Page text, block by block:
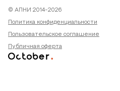
© АПНИ 2014-2026
Политика конфиденциальности
Пользовательское соглашение
Публичная оферта